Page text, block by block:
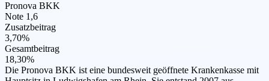
Pronova BKK
Note 1,6
Zusatzbeitrag
3,70%
Gesamtbeitrag
18,30%
Die Pronova BKK ist eine bundesweit geöffnete Krankenkasse mit